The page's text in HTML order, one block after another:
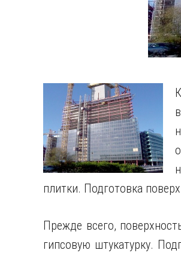
плитки. Подготовка
Прежде всего,
гипсовую штукатурку.